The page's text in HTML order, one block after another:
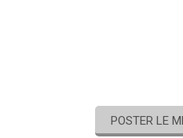
POSTER LE